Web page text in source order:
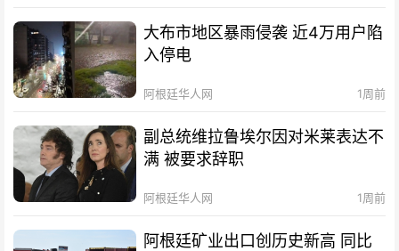
大布市地区暴雨侵袭 近4万用户陷
入停电
阿根廷华人网 1周前
副总统维拉鲁埃尔因对米莱表达不
满 被要求辞职
阿根廷华人网 1周前
阿根廷矿业出口创历史新高 同比